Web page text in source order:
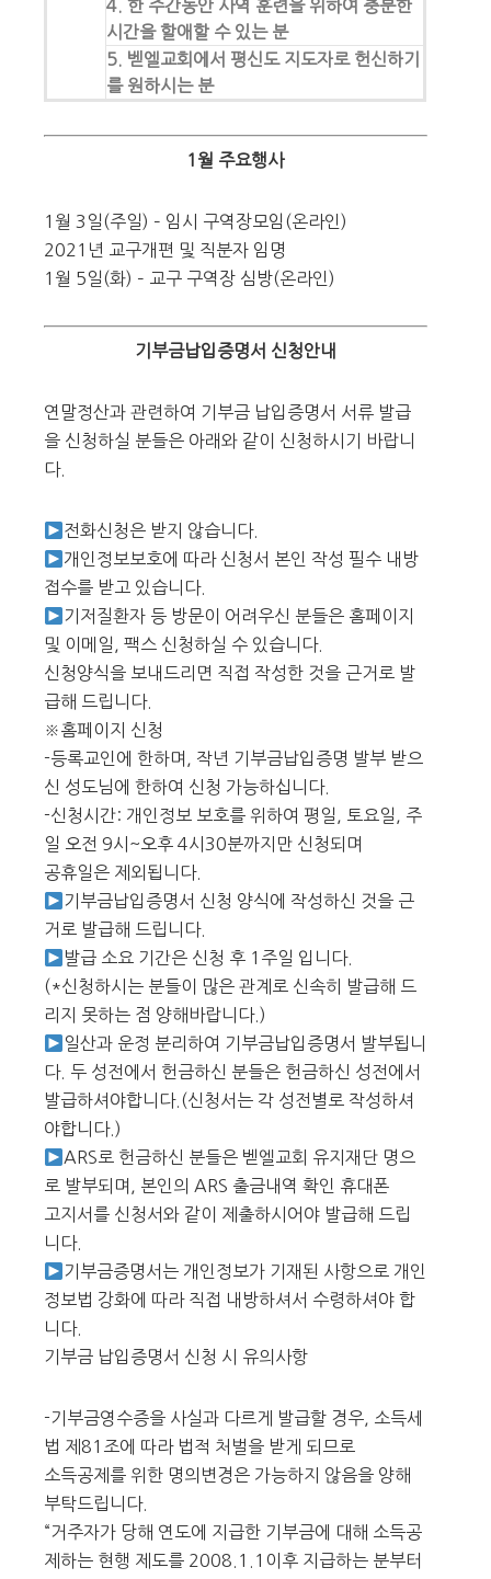
4. 한 주간동안 사역 훈련을 위하여 충분한
시간을 할애할 수 있는 분
5. 벧엘교회에서 평신도 지도자로 헌신하기
를 원하시는 분
1월 주요행사
1월 3일(주일) – 임시 구역장모임(온라인)
2021년 교구개편 및 직분자 임명
1월 5일(화) – 교구 구역장 심방(온라인)
기부금납입증명서 신청안내
연말정산과 관련하여 기부금 납입증명서 서류 발급
을 신청하실 분들은 아래와 같이 신청하시기 바랍니
다.
전화신청은 받지 않습니다.
개인정보보호에 따라 신청서 본인 작성 필수 내방
접수를 받고 있습니다.
기저질환자 등 방문이 어려우신 분들은 홈페이지
및 이메일, 팩스 신청하실 수 있습니다.
신청양식을 보내드리면 직접 작성한 것을 근거로 발
급해 드립니다.
※홈페이지 신청
-등록교인에 한하며, 작년 기부금납입증명 발부 받으
신 성도님에 한하여 신청 가능하십니다.
-신청시간: 개인정보 보호를 위하여 평일, 토요일, 주
일 오전 9시~오후 4시30분까지만 신청되며
공휴일은 제외됩니다.
기부금납입증명서 신청 양식에 작성하신 것을 근
거로 발급해 드립니다.
발급 소요 기간은 신청 후 1주일 입니다.
(*신청하시는 분들이 많은 관계로 신속히 발급해 드
리지 못하는 점 양해바랍니다.)
일산과 운정 분리하여 기부금납입증명서 발부됩니
다. 두 성전에서 헌금하신 분들은 헌금하신 성전에서
발급하셔야합니다.(신청서는 각 성전별로 작성하셔
야합니다.)
ARS로 헌금하신 분들은 벧엘교회 유지재단 명으
로 발부되며, 본인의 ARS 출금내역 확인 휴대폰
고지서를 신청서와 같이 제출하시어야 발급해 드립
니다.
기부금증명서는 개인정보가 기재된 사항으로 개인
정보법 강화에 따라 직접 내방하셔서 수령하셔야 합
니다.
기부금 납입증명서 신청 시 유의사항
-기부금영수증을 사실과 다르게 발급할 경우, 소득세
법 제81조에 따라 법적 처벌을 받게 되므로
소득공제를 위한 명의변경은 가능하지 않음을 양해
부탁드립니다.
“거주자가 당해 연도에 지급한 기부금에 대해 소득공
제하는 현행 제도를 2008.1.1이후 지급하는 분부터